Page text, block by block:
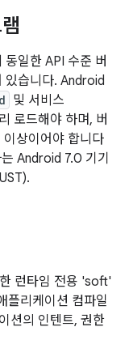
일한 API 수준 버
있습니다. Android
및 서비스
로드해야 하며, 버
상이어야 합니다
Android 7.0 기기
런타임 전용 'soft'
플리케이션 컴파일
션의 인텐트, 권한